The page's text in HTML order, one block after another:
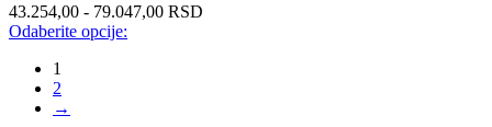
43.254,00 - 79.047,00 RSD
Odaberite opcije:
1
2
→